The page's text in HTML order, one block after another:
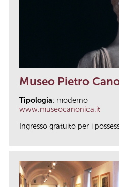
Museo Pietro
Tipologia: moderno
www.museocanonica.it
Ingresso gratuito per i